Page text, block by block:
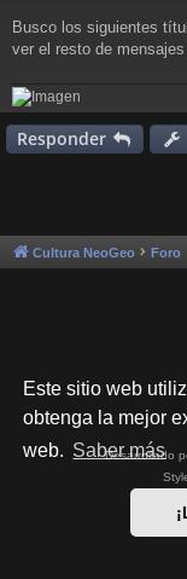
Este sitio web
obtenga la mejor
web. Saber más
a
Busco los siguientes
ver el resto de mensajes
Responder
Cultura NeoGeo Foro
Desarrollado